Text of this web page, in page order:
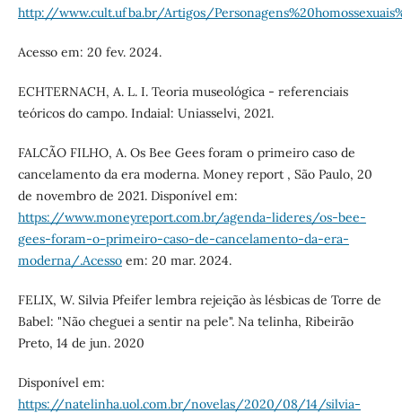
http://www.cult.ufba.br/Artigos/
Acesso em: 20 fev. 2024.
ECHTERNACH, A. L. I. Teoria museológica - referenciais
teóricos do campo. Indaial: Uniasselvi, 2021.
FALCÃO FILHO, A. Os Bee Gees foram o primeiro caso de
cancelamento da era moderna. Money report , São Paulo, 20
de novembro de 2021. Disponível em:
https://www.moneyreport.com.br/agenda-lideres/os-bee-
gees-foram-o-primeiro-caso-de-cancelamento-da-era-
moderna/.Acessoem: 20 mar. 2024.
FELIX, W. Silvia Pfeifer lembra rejeição às lésbicas de Torre de
Babel: "Não cheguei a sentir na pele". Na telinha, Ribeirão
Preto, 14 de jun. 2020
Disponível em:
https://natelinha.uol.com.br/novelas/2020/08/14/silvia-